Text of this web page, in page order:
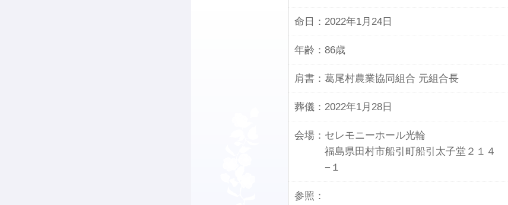
命日： 2022年1月24日
年齢： 86歳
肩書： 葛尾村農業協同組合 元組合長
葬儀： 2022年1月28日
会場： セレモニーホール光輪
福島県田村市船引町船引太子堂２１４
−１
参照：